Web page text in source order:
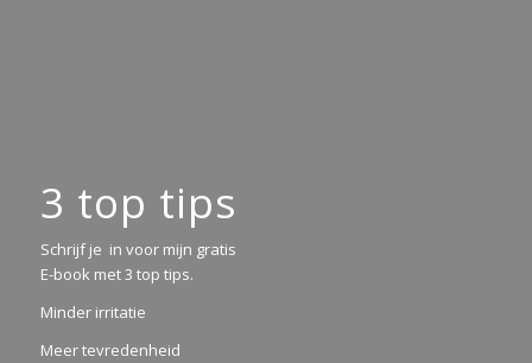
3 top tips
Schrijf je in voor mijn gratis
E-book met 3 top tips.
Minder irritatie
Meer tevredenheid